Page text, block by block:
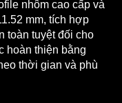
nhôm cao cấp và
mm, tích hợp
toàn tuyệt đối cho
hoàn thiện bằng
thời gian và phù